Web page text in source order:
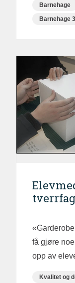
Barnehage
Barnehage
få gjøre
opp av
Kvalitet og